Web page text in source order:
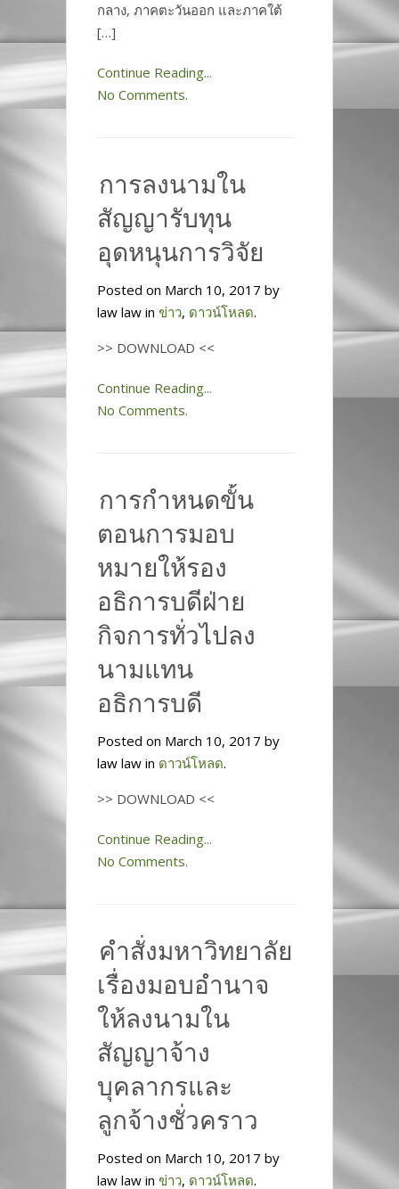
กลาง, ภาคตะวันออก และภาคใต้
[…]
Continue Reading...
No Comments.
การลงนามใน
สัญญารับทุน
อุดหนุนการวิจัย
Posted on March 10, 2017 by
law law in ข่าว, ดาวน์โหลด.
>> DOWNLOAD <<
Continue Reading...
No Comments.
การกำหนดขั้น
ตอนการมอบ
หมายให้รอง
อธิการบดีฝ่าย
กิจการทั่วไปลง
นามแทน
อธิการบดี
Posted on March 10, 2017 by
law law in ดาวน์โหลด.
>> DOWNLOAD <<
Continue Reading...
No Comments.
คำสั่งมหาวิทยาลัย
เรื่องมอบอำนาจ
ให้ลงนามใน
สัญญาจ้าง
บุคลากรและ
ลูกจ้างชั่วคราว
Posted on March 10, 2017 by
law law in ข่าว, ดาวน์โหลด.